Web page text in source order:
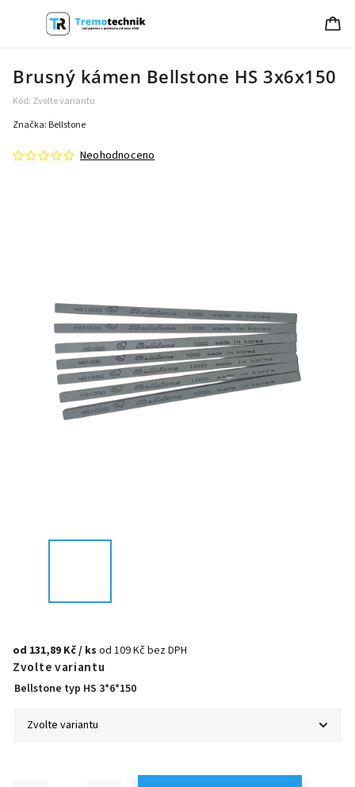
Brusný kámen Bellstone HS 3x6x150
Kód: Zvolte variantu
Neohodnoceno
Značka: Bellstone
od 131,89 Kč/ ks od 109 Kčbez DPH
Zvolte variantu
Bellstone typ HS 3*6*150